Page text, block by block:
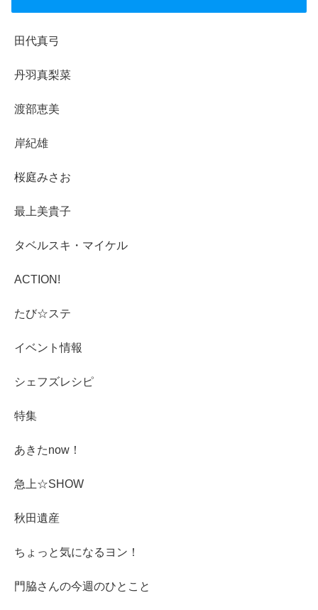
田代真弓
丹羽真梨菜
渡部恵美
岸紀雄
桜庭みさお
最上美貴子
タベルスキ・マイケル
ACTION!
たび☆ステ
イベント情報
シェフズレシピ
特集
あきたnow！
急上☆SHOW
秋田遺産
ちょっと気になるヨン！
門脇さんの今週のひとこと